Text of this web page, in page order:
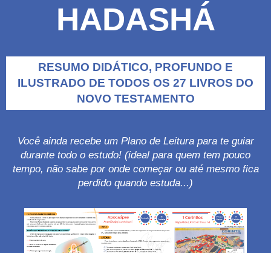
HADASHÁ
RESUMO DIDÁTICO, PROFUNDO E
ILUSTRADO DE TODOS OS 27 LIVROS DO
NOVO TESTAMENTO
Você ainda recebe um Plano de Leitura para te guiar
durante todo o estudo! (ideal para quem tem pouco
tempo, não sabe por onde começar ou até mesmo fica
perdido quando estuda...)